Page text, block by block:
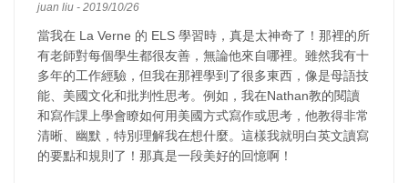
juan liu - 2019/10/26
當我在 La Verne 的 ELS 學習時，真是太神奇了！那裡的所
有老師對每個學生都很友善，無論他來自哪裡。雖然我有十
多年的工作經驗，但我在那裡學到了很多東西，像是母語技
能、美國文化和批判性思考。例如，我在Nathan教的閱讀
和寫作課上學會瞭如何用美國方式寫作或思考，他教得非常
清晰、幽默，特別理解我在想什麼。這樣我就明白英文讀寫
的要點和規則了！那真是一段美好的回憶啊！